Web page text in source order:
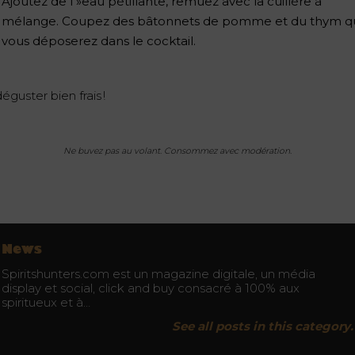
mélange. Coupez des bâtonnets de pomme et du thym
vous déposerez dans le cocktail.
bien frais !
Ne buvez pas au volant. Consommez avec modération.
News
Spiritshunters.com est un magazine digitale, un média
display et social, click and buy consacré à 100% aux
spiritueux et à…
See all posts in this category.